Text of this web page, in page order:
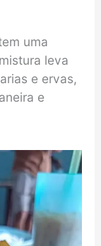
uma
leva
e ervas,
e